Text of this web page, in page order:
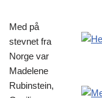
Med på
stevnet fra
Norge var
Madelene
Rubinstein,